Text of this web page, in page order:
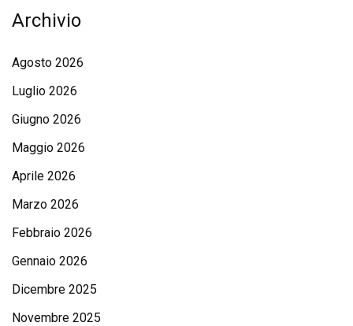
Archivio
Agosto 2026
Luglio 2026
Giugno 2026
Maggio 2026
Aprile 2026
Marzo 2026
Febbraio 2026
Gennaio 2026
Dicembre 2025
Novembre 2025